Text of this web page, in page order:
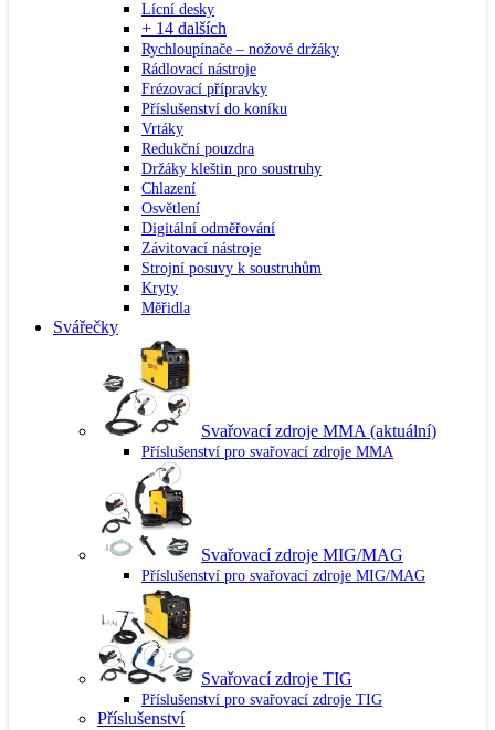
Lícní desky
+ 14 dalších
Rychloupínače – nožové držáky
Rádlovací nástroje
Frézovací přípravky
Příslušenství do koníku
Vrtáky
Redukční pouzdra
Držáky kleštin pro soustruhy
Chlazení
Osvětlení
Digitální odměřování
Závitovací nástroje
Strojní posuvy k soustruhům
Kryty
Měřidla
Svářečky
Svařovací zdroje MMA (aktuální)
Příslušenství pro svařovací zdroje MMA
Svařovací zdroje MIG/MAG
Příslušenství pro svařovací zdroje MIG/MAG
Svařovací zdroje TIG
Příslušenství pro svařovací zdroje TIG
Příslušenství